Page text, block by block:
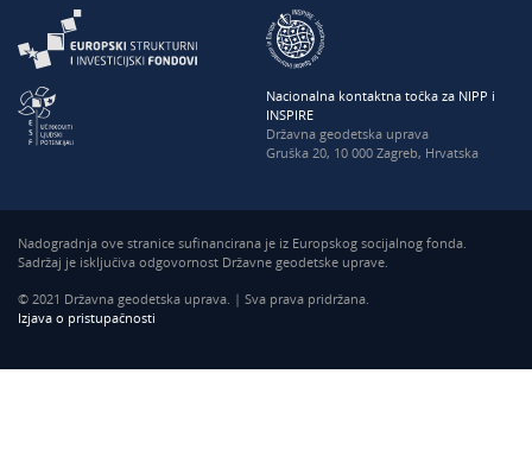
Nacionalna kontaktna točka za NIPP i
INSPIRE
Državna geodetska uprava
Gruška 20, 10 000 Zagreb, Hrvatska
Nadogradnja ove stranice sufinancirana je iz Europskog socijalnog fonda.
Sadržaj je isključiva odgovornost Državne geodetske uprave.
© 2021 Državna geodetska uprava. | Sva prava pridržana.
Izjava o pristupačnosti